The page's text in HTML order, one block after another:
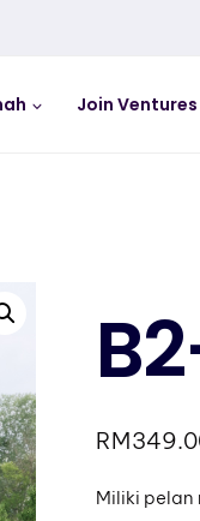
Join Ventures
RM
Miliki pelan